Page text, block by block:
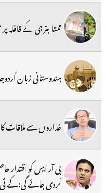
ممتا بنرجی کے قافلہ پر
ہندوستانی زبان
غداروں سے ملاقات
کردی جائے گی:کے